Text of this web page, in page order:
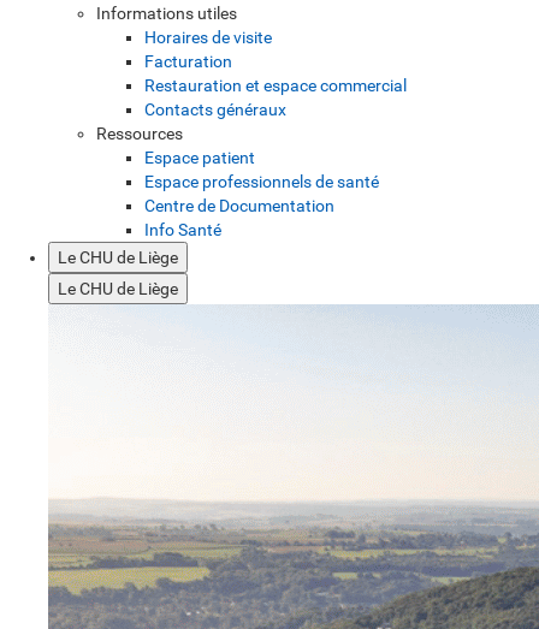
Informations utiles
Horaires de visite
Facturation
Restauration et espace commercial
Contacts généraux
Ressources
Espace patient
Espace professionnels de santé
Centre de Documentation
Info Santé
Le CHU de Liège
Le CHU de Liège